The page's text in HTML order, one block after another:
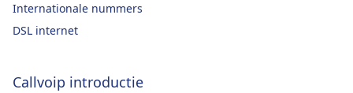
Internationale nummers
DSL internet
Callvoip introductie